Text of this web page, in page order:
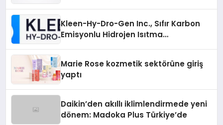
Kleen-Hy-Dro-Gen Inc., Sıfır Karbon
Emisyonlu Hidrojen Isıtma
Marie Rose kozmetik sektörüne giriş
yaptı
Daikin’den akıllı iklimlendirmede yeni
dönem: Madoka Plus Türkiye’de